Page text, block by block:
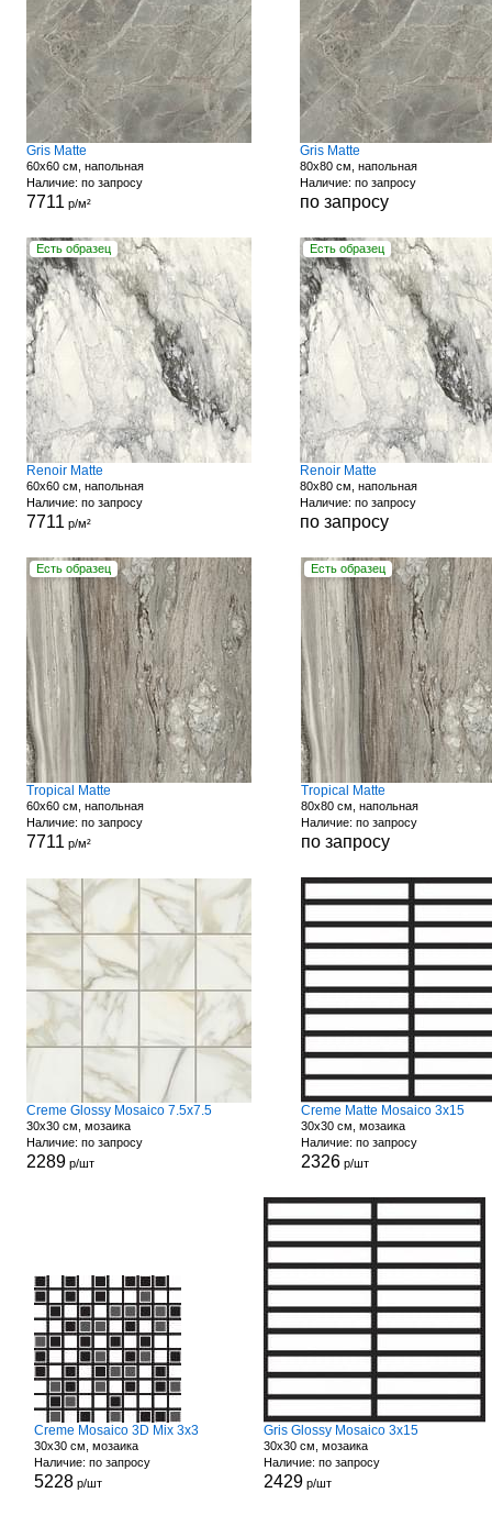
Gris Matte
60x60 см, напольная
Наличие: по запросу
7711 р/м²
Gris Matte
80x80 см, напольная
Наличие: по запросу
по запросу
Есть образец
Renoir Matte
60x60 см, напольная
Наличие: по запросу
7711 р/м²
Есть образец
Renoir Matte
80x80 см, напольная
Наличие: по запросу
по запросу
Есть образец
Tropical Matte
60x60 см, напольная
Наличие: по запросу
7711 р/м²
Есть образец
Tropical Matte
80x80 см, напольная
Наличие: по запросу
по запросу
Creme Glossy Mosaico 7.5x7.5
30x30 см, мозаика
Наличие: по запросу
2289 р/шт
Creme Matte Mosaico 3x15
30x30 см, мозаика
Наличие: по запросу
2326 р/шт
Creme Mosaico 3D Mix 3x3
30x30 см, мозаика
Наличие: по запросу
5228р/шт
Gris Glossy Mosaico 3x15
30x30 см, мозаика
Наличие: по запросу
2429р/шт